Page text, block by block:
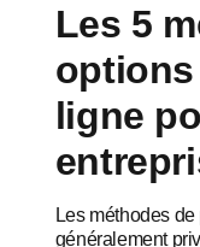
Les 5
options
ligne
Les méthodes
généralement